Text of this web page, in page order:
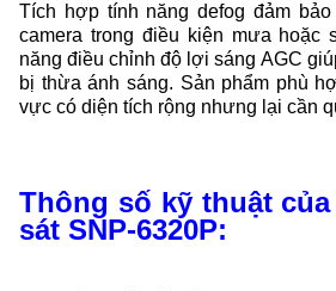
Tích hợp tính năng defog đảm
camera trong điều kiện mưa hoặc
năng điều chỉnh độ lợi sáng AGC
bị thừa ánh sáng. Sản phẩm phù
vực có diện tích rộng nhưng lại cần
Thông số kỹ thuật của
sát SNP-6320P: